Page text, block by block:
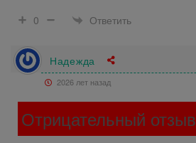
0
Ответить
Надежда
2026 лет назад
Отрицательный отзыв